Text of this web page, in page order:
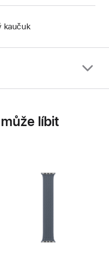
kaučuk
líbit